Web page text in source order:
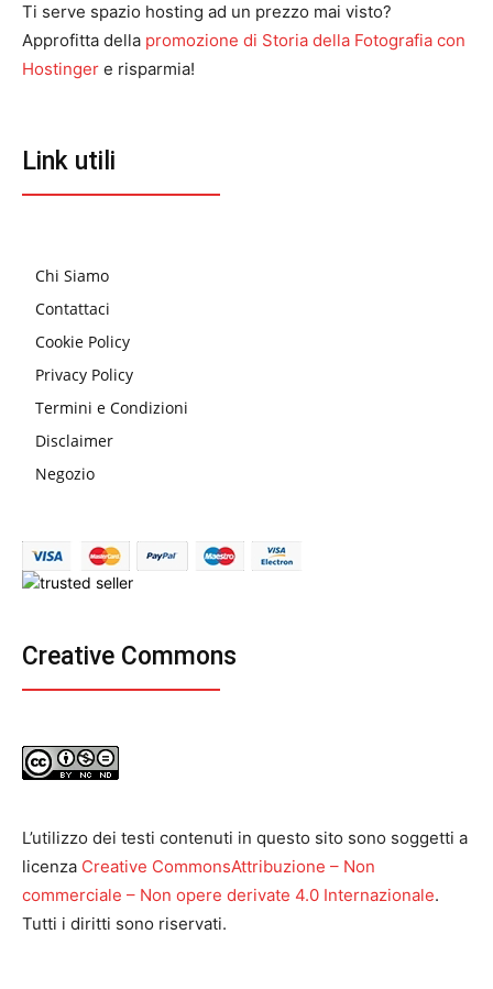
Ti serve spazio hosting ad un prezzo mai visto?
Approfitta della promozione di Storia della Fotografia con
Hostinger e risparmia!
Link utili
Chi Siamo
Contattaci
Cookie Policy
Privacy Policy
Termini e Condizioni
Disclaimer
Negozio
Creative Commons
L’utilizzo dei testi contenuti in questo sito sono soggetti a
licenza Creative CommonsAttribuzione – Non
commerciale – Non opere derivate 4.0 Internazionale.
Tutti i diritti sono riservati.